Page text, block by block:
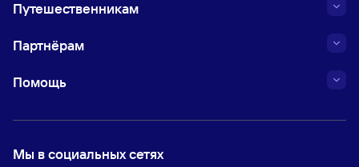
Путешественникам
Партнёрам
Помощь
Мы в социальных сетях